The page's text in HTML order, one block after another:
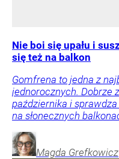
Nie boi się upału i
się też na balkon
Gomfrena to jedna z
jednorocznych. Dobrze
października i
na słonecznych
Magda Grefkowicz